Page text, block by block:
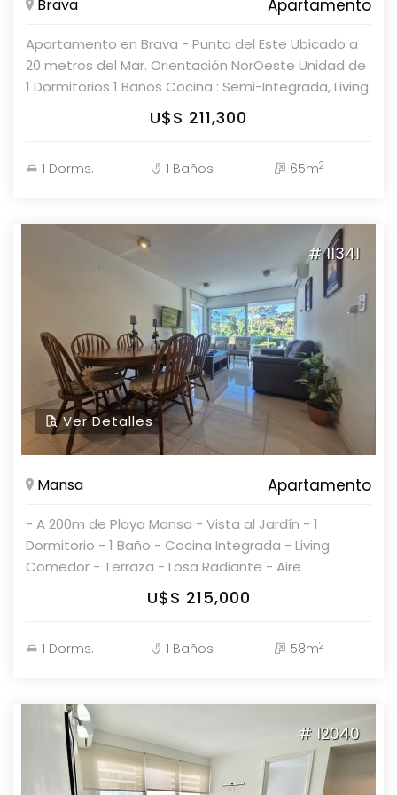
Brava Apartamento
Apartamento en Brava - Punta del Este Ubicado a
20 metros del Mar. Orientación NorOeste Unidad de
1 Dormitorios 1 Baños Cocina : Semi-Integrada, Living
Comedor , Servicio de Playa , Sauna ,Piscina Interior
Exterior, Gastos comunes : USD 250 Superficie Propia
nuestros asesores.
U$S 211,300
1 Dorms. 1 Baños 65m2
# 11341
Ver Detalles
Mansa Apartamento
- A 200m de Playa Mansa - Vista al Jardín - 1
Dormitorio - 1 Baño - Cocina Integrada - Living
Comedor - Terraza - Losa Radiante - Aire
Acondicionado - Garage con Baulera AMENITIES -
Más de 3.000m de Parque Equipado - Sendas y
Climatizada - Piscina Interior Climatizada - 2
Hidromasaje
U$S 215,000
1 Dorms. 1 Baños 58m2
# 12040